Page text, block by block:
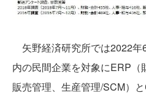
矢野経済研究所では2022年
内の民間企業を対象にERP（
販売管理、生産管理/SCM）